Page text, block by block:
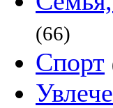
(66)
Спорт